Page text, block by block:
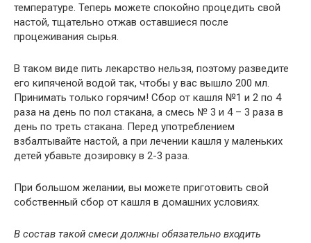
температуре. Теперь можете спокойно процедить свой
настой, тщательно отжав оставшиеся после
процеживания сырья.
В таком виде пить лекарство нельзя, поэтому разведите
его кипяченой водой так, чтобы у вас вышло 200 мл.
Принимать только горячим! Сбор от кашля №1 и 2 по 4
раза на день по пол стакана, а смесь № 3 и 4 – 3 раза в
день по треть стакана. Перед употреблением
взбалтывайте настой, а при лечении кашля у маленьких
детей убавьте дозировку в 2-3 раза.
При большом желании, вы можете приготовить свой
собственный сбор от кашля в домашних условиях.
В состав такой смеси должны обязательно входить